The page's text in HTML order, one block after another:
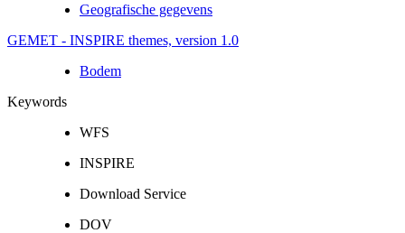
Geografische gegevens
GEMET - INSPIRE themes, version 1.0
Bodem
Keywords
WFS
INSPIRE
Download Service
DOV